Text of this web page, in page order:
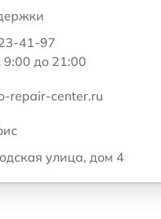
41-97
до 21:00
repair-center.ru
улица, дом 4